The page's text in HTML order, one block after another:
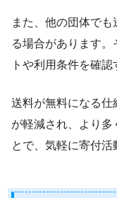
また、他の団体で
る場合があります
トや利用条件を確認
送料が無料になる仕
が軽減され、より多
とで、気軽に寄付活